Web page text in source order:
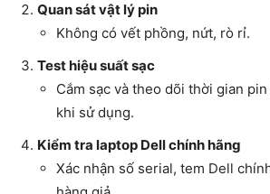
Quan sát vật lý pin
Không có vết phồng, nứt, rò rỉ.
Test hiệu suất sạc
Cắm sạc và theo dõi thời gian
khi sử dụng.
Kiểm tra laptop Dell chính hãng
Xác nhận số serial, tem Dell